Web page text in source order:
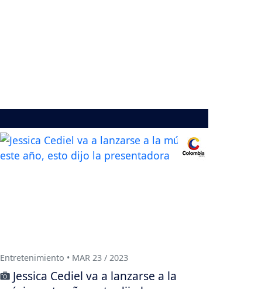
Entretenimiento • MAR 23 / 2023
Jessica Cediel va a lanzarse a la